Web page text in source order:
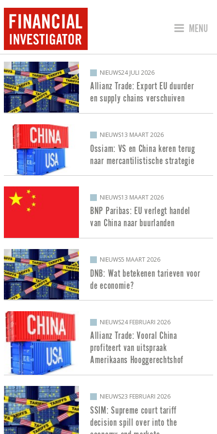
SPRING
MENU
BERICHTEN OVER HANDELSCONFLICT
NIEUWS24 JULI 2026
Allianz Trade: Export EU duurder
en supply chains verschuiven
NIEUWS13 MAART 2026
Ossiam: VS en China keren terug
naar mercantilistische strategie
NIEUWS13 MAART 2026
BNP Paribas: EU verlegt handel
van China naar buurlanden
NIEUWS5 MAART 2026
DNB: Wat betekenen tarieven voor
de economie?
NIEUWS24 FEBRUARI 2026
Allianz Trade: Vooral China
profiteert van uitspraak
Amerikaans Hooggerechtshof
NIEUWS23 FEBRUARI 2026
SSIM: Supreme court tariff
decision spill over into the